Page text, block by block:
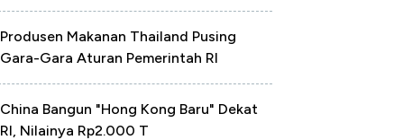
Produsen Makanan Thailand Pusing
Gara-Gara Aturan Pemerintah RI
China Bangun "Hong Kong Baru" Dekat
RI, Nilainya Rp2.000 T